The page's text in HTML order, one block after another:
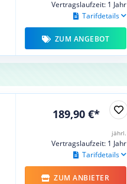
Vertragslaufzeit: 1 Jahr
Tarifdetails
ZUM ANGEBOT
189,90 €*
jährl.
Vertragslaufzeit: 1 Jahr
Tarifdetails
ZUM ANBIETER